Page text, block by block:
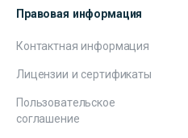
Правовая информация
Контактная информация
Лицензии и сертификаты
Пользовательское
соглашение